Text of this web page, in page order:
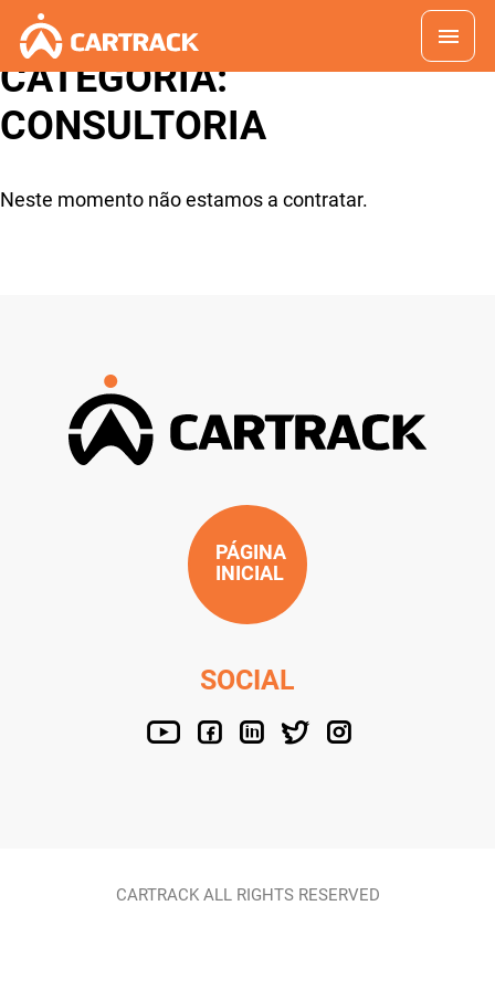
CATEGORIA:
CONSULTORIA
Neste momento não estamos a contratar.
PÁGINA
INICIAL
SOCIAL
CARTRACK ALL RIGHTS RESERVED